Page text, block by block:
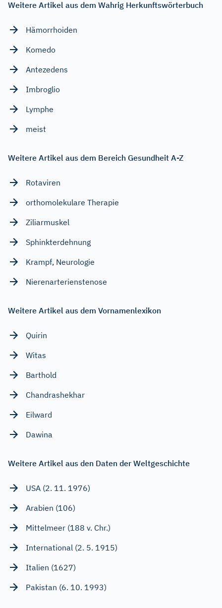
Weitere Artikel aus dem Wahrig Herkunftswörterbuch
Hämorrhoiden
Komedo
Antezedens
Imbroglio
Lymphe
meist
Weitere Artikel aus dem Bereich Gesundheit A-Z
Rotaviren
orthomolekulare Therapie
Ziliarmuskel
Sphinkterdehnung
Krampf, Neurologie
Nierenarterienstenose
Weitere Artikel aus dem Vornamenlexikon
Quirin
Witas
Barthold
Chandrashekhar
Eilward
Dawina
Weitere Artikel aus den Daten der Weltgeschichte
USA (2. 11. 1976)
Arabien (106)
Mittelmeer (188 v. Chr.)
International (2. 5. 1915)
Italien (1627)
Pakistan (6. 10. 1993)